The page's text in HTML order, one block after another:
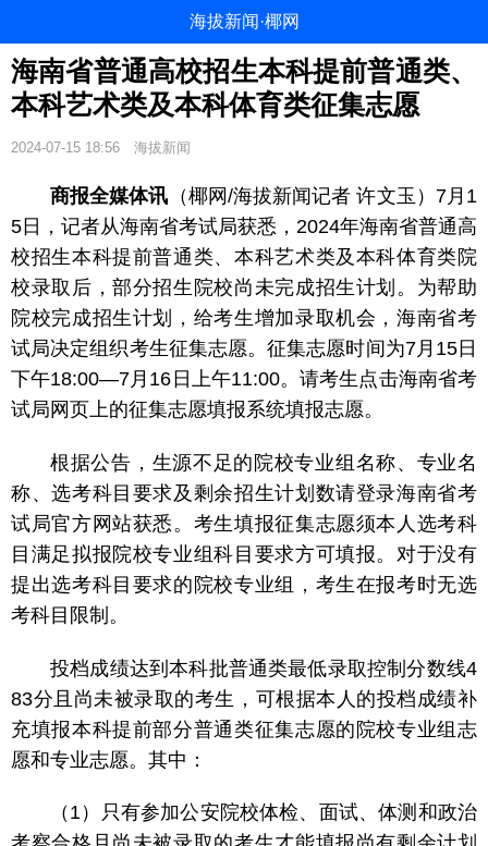
海拔新闻·椰网
海南省普通高校招生本科提前普通类、
本科艺术类及本科体育类征集志愿
2024-07-15 18:56 海拔新闻
商报全媒体讯 （椰网/海拔新闻记者 许文玉）7月1
5日，记者从海南省考试局获悉，2024年海南省普通高
校招生本科提前普通类、本科艺术类及本科体育类院
校录取后，部分招生院校尚未完成招生计划。为帮助
院校完成招生计划，给考生增加录取机会，海南省考
试局决定组织考生征集志愿。征集志愿时间为7月15日
下午18:00—7月16日上午11:00。请考生点击海南省考
试局网页上的征集志愿填报系统填报志愿。
根据公告，生源不足的院校专业组名称、专业名
称、选考科目要求及剩余招生计划数请登录海南省考
试局官方网站获悉。考生填报征集志愿须本人选考科
目满足拟报院校专业组科目要求方可填报。对于没有
提出选考科目要求的院校专业组，考生在报考时无选
考科目限制。
投档成绩达到本科批普通类最低录取控制分数线4
83分且尚未被录取的考生，可根据本人的投档成绩补
充填报本科提前部分普通类征集志愿的院校专业组志
愿和专业志愿。其中：
（1）只有参加公安院校体检、面试、体测和政治